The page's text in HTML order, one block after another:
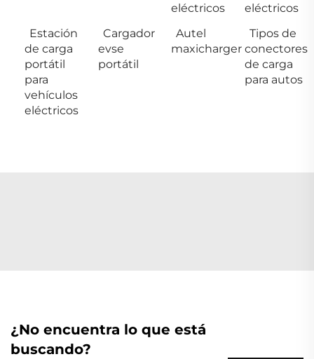
eléctricos
eléctricos
Estación
de carga
portátil
para
vehículos
eléctricos
Cargador
evse
portátil
Autel
maxicharger
Tipos de
conectores
de carga
para autos
¿No encuentra lo que está
buscando?